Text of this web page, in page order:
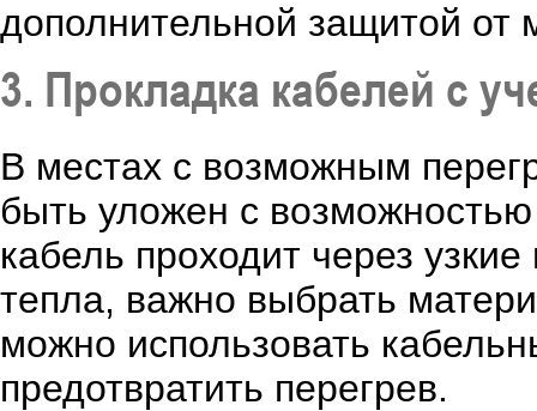
дополнительной защитой от
3. Прокладка кабелей с
В местах с возможным
быть уложен с
кабель проходит через
тепла, важно выбрать
можно использовать
предотвратить перегрев.